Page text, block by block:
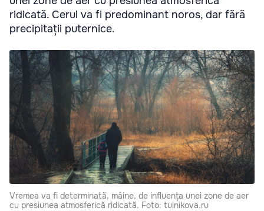
ridicată. Cerul va fi predominant noros, dar fără
precipitații puternice.
Vremea va fi determinată, mâine, de influența unei zone de aer
cu presiunea atmosferică ridicată. Foto: tulnikova.ru